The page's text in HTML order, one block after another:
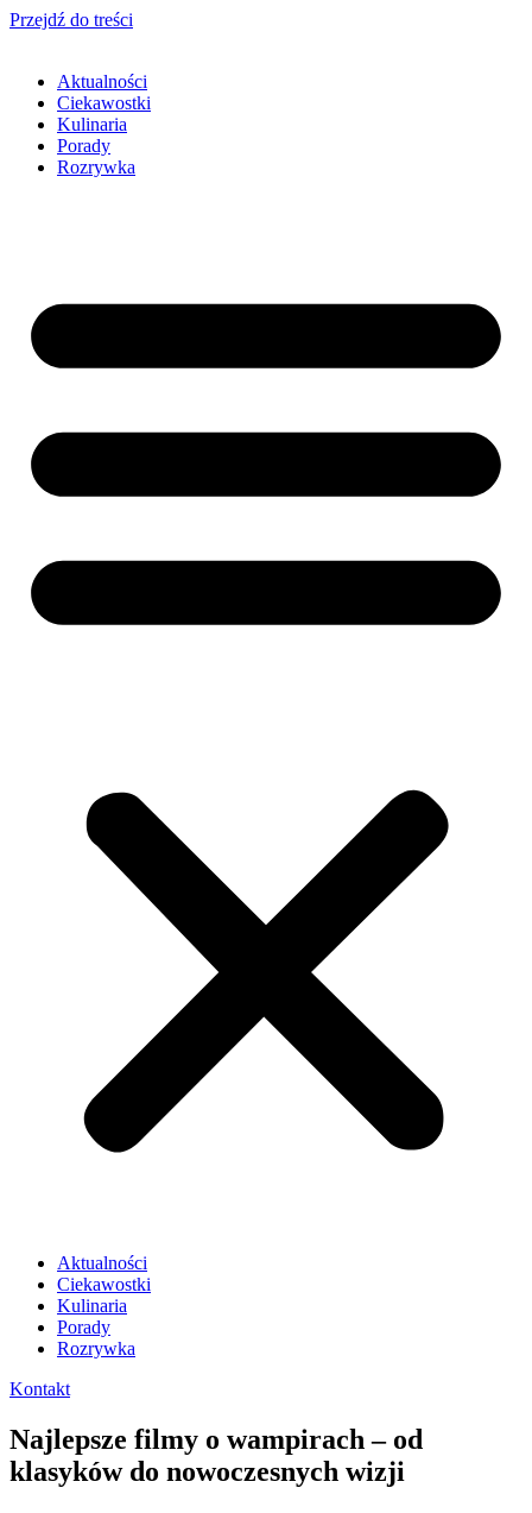
Przejdź do treści
Aktualności
Ciekawostki
Kulinaria
Porady
Rozrywka
Aktualności
Ciekawostki
Kulinaria
Porady
Rozrywka
Kontakt
Najlepsze filmy o wampirach – od
klasyków do nowoczesnych wizji